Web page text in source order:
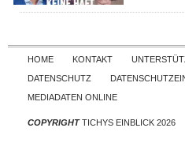
HOME KONTAKT
DATENSCHUTZ
MEDIADATEN ONLINE
COPYRIGHTTICHYS EINBLICK 2026